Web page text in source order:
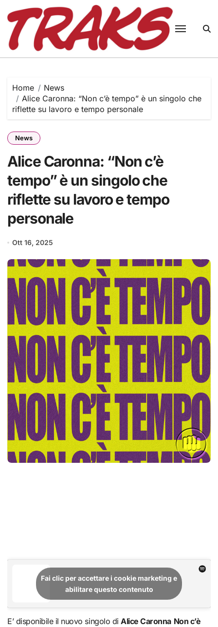
content
Home
News
Alice Caronna: “Non c’è tempo” è un singolo che
riflette su lavoro e tempo personale
News
Alice Caronna: “Non c’è
tempo” è un singolo che
riflette su lavoro e tempo
personale
Ott 16, 2025
Fai clic per accettare i cookie marketing e
abilitare questo contenuto
E’ disponibile il nuovo singolo diAlice Caronna Non c’è